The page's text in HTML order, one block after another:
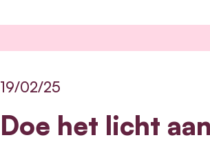
Doe het licht aan
19/02/25